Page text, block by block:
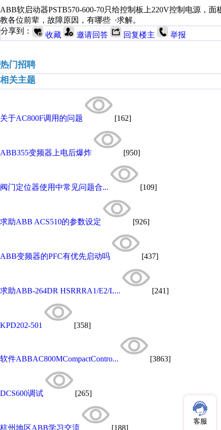
ABB软启动器PSTB570-600-70只给控制板上220V控制电源，
教各位前辈，故障原因，有哪些 ·求解。
分享到：
收藏 邀请回答 回复楼主 举报
热门招聘
相关主题
关于AC800F调用的问题 [162]
ABB355变频器上电后爆炸 [950]
阀门定位器使用中常见问题合... [109]
求助ABB ACS510的参数设定 [926]
ABB变频器的PFC有优先启动吗 [437]
求助ABB-264DR HSRRRA1/E2/L... [241]
KPD202-501 [358]
软件ABBAC800MCompactContro... [3863]
DCS600调试 [265]
杭州地区ABB学习交流 [188]
客服